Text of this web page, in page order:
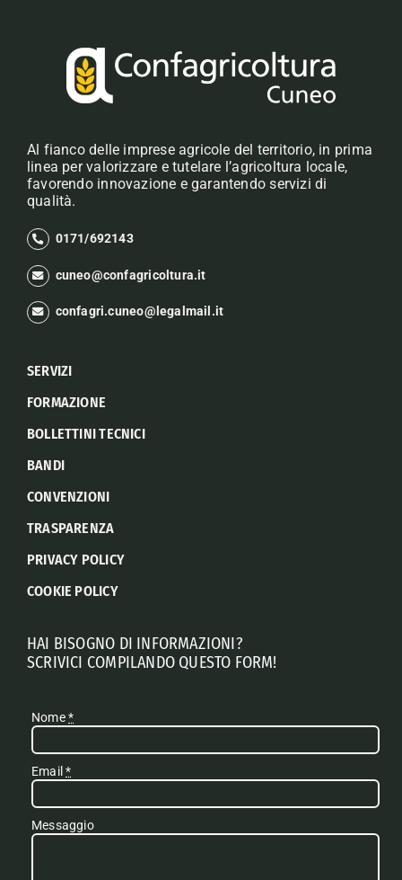
Al fianco delle imprese agricole del territorio, in prima
linea per valorizzare e tutelare l’agricoltura locale,
favorendo innovazione e garantendo servizi di
qualità.
0171/692143
cuneo@confagricoltura.it
confagri.cuneo@legalmail.it
SERVIZI
FORMAZIONE
BOLLETTINI TECNICI
BANDI
CONVENZIONI
TRASPARENZA
PRIVACY POLICY
COOKIE POLICY
HAI BISOGNO DI INFORMAZIONI?
SCRIVICI COMPILANDO QUESTO FORM!
Nome*
Email*
Messaggio